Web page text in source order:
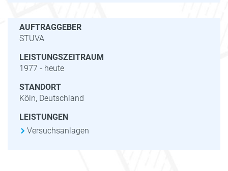
AUFTRAGGEBER
STUVA
LEISTUNGSZEITRAUM
1977 - heute
STANDORT
Köln, Deutschland
LEISTUNGEN
Versuchsanlagen